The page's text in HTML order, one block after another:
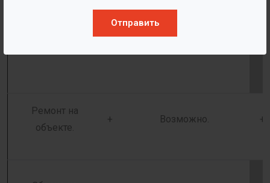
Отправить
на его целостность.
Ремонт на
объекте.
+ Возможно. +